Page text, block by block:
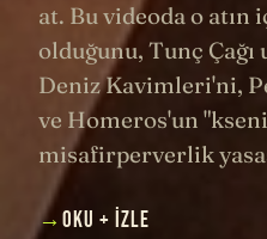
at. Bu videoda o atın
olduğunu, Tunç Çağı
Deniz Kavimleri'ni,
ve Homeros'un
misafirperverlik
→ OKU + İZLE